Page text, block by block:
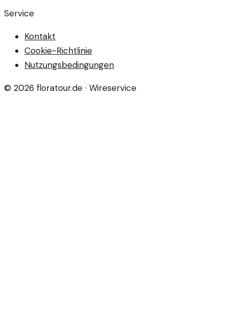
Service
Kontakt
Cookie-Richtlinie
Nutzungsbedingungen
© 2026 floratour.de · Wireservice